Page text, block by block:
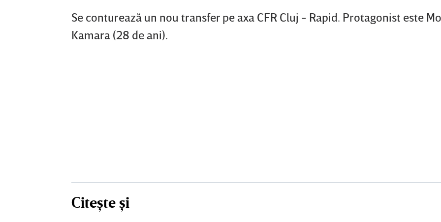
Se conturează un nou transfer pe axa CFR Cluj - Rapid. Protagonist este
Kamara (28 de ani).
Citește și